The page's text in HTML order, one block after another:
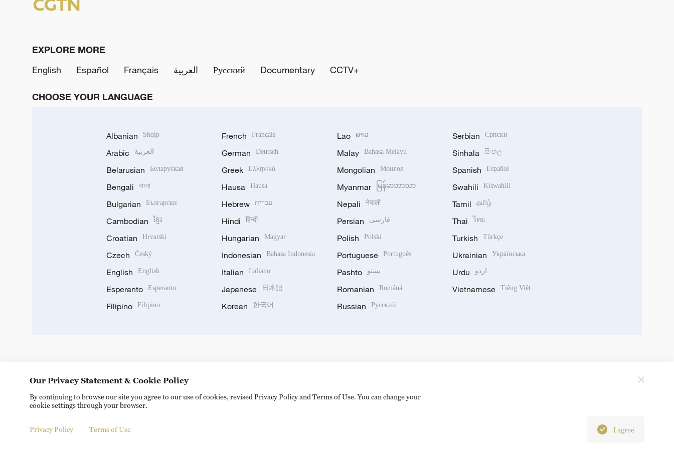
EXPLORE MORE
English
Español Français العربية Русский Documentary CCTV+
CHOOSE YOUR LANGUAGE
Albanian Shqip
Arabic العربية
Belarusian Беларуская
Bengali বাংলা
Bulgarian Български
Cambodian ខ្មែរ
Croatian Hrvatski
Czech Český
English English
Esperanto Esperanto
Filipino Filipino
French Français
German Deutsch
Greek Ελληνικά
Hausa Hausa
Hebrew עברית
Hindi हिन्दी
Hungarian Magyar
Indonesian Bahasa Indonesia
Italian Italiano
Japanese 日本語
Korean 한국어
Lao ລາວ
Malay Bahasa Melayu
Mongolian Монгол
Myanmar မြန်မာဘာသာ
Nepali नेपाली
Persian فارسی
Polish Polski
Portuguese Português
Pashto پښتو
Romanian Română
Russian Русский
Serbian Српски
Sinhala සිංහල
Spanish Español
Swahili Kiswahili
Tamil தமிழ்
Thai ไทย
Turkish Türkçe
Ukrainian Українська
Urdu اردو
Vietnamese Tiếng Việt
Copyright © 2024 CGTN. 京ICP备20000184号
Our Privacy Statement & Cookie Policy
By continuing to browse our site you agree to our use of cookies, revised Privacy Policy and Terms of Use. You can change your
cookie settings through your browser.
Privacy Policy Terms of Use I agree